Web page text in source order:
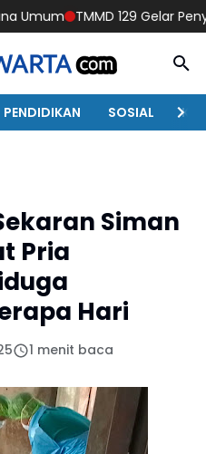
129 Gelar Penyuluhan
PENDIDIKAN SOSIAL
Siman
Pria
Hari
1 menit baca